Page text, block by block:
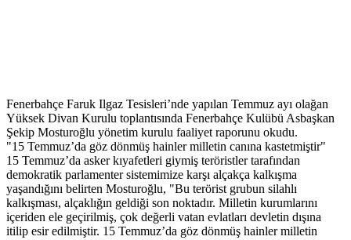
Fenerbahçe Faruk Ilgaz Tesisleri’nde yapılan Temmuz ayı olağan
Yüksek Divan Kurulu toplantısında Fenerbahçe Kulübü Asbaşkan
Şekip Mosturoğlu yönetim kurulu faaliyet raporunu okudu.
"15 Temmuz’da göz dönmüş hainler milletin canına kastetmiştir"
15 Temmuz’da asker kıyafetleri giymiş teröristler tarafından
demokratik parlamenter sistemimize karşı alçakça kalkışma
yaşandığını belirten Mosturoğlu, "Bu terörist grubun silahlı
kalkışması, alçaklığın geldiği son noktadır. Milletin kurumlarını
içeriden ele geçirilmiş, çok değerli vatan evlatları devletin dışına
itilip esir edilmiştir. 15 Temmuz’da göz dönmüş hainler milletin